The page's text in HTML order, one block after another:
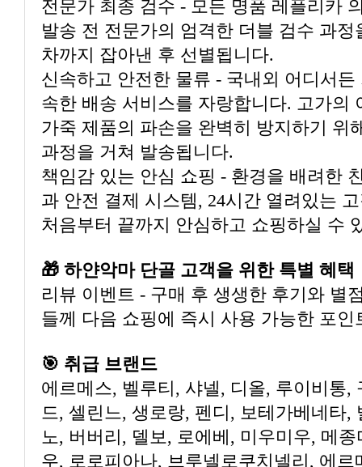
전문가 최종 검수 - 모든 명품 레플리카
발송 전 전문가의 엄격한 더블 검수 과정
차까지 잡아낸 후 선별됩니다.
신속하고 안전한 물류 - 국내외 어디서
속한 배송 서비스를 자랑합니다. 고가의
가죽 제품의 파손을 완벽히 방지하기 위
과정을 거쳐 발송됩니다.
책임감 있는 안심 쇼핑 - 환경을 배려한
과 안전 결제 시스템, 24시간 열려있는
처음부터 끝까지 안심하고 쇼핑하실 수
🎁 하얀악마 단골 고객을 위한 특별 혜택
리뷰 이벤트 - 구매 후 생생한 후기와 별
들께 다음 쇼핑에 즉시 사용 가능한 포인
🎯 취급 브랜드
에르메스, 벨루티, 샤넬, 디올, 루이비통,
드, 셀린느, 생로랑, 펜디, 보테가베네타,
노, 버버리, 델보, 로에베, 미우미우, 메
우, 로로피아나, 브루넬로쿠치넬리, 에